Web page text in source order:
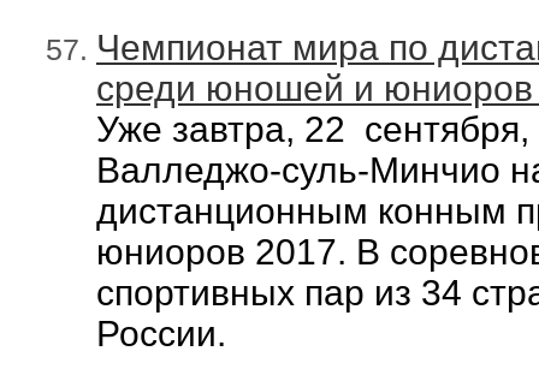
Чемпионат мира по
cреди юношей и юниоров
Уже завтра, 22 сентября,
Валледжо-суль-Минчио
дистанционным конным
юниоров 2017. В
спортивных пар из 34
России.